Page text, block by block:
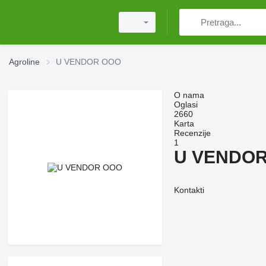
Agroline U VENDOR OOO
O nama
Oglasi
2660
Karta
Recenzije
1
U
Kontakti